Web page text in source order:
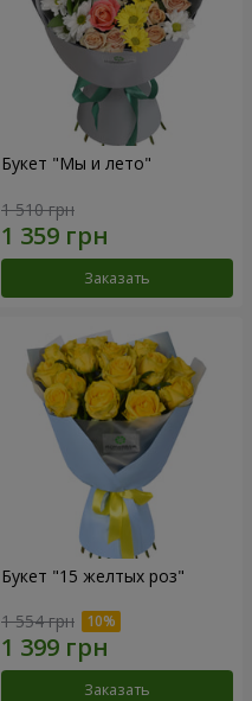
Букет "Мы и лето"
1 510 грн
Заказать
Букет "15 желтых роз"
1 554 грн
Заказать